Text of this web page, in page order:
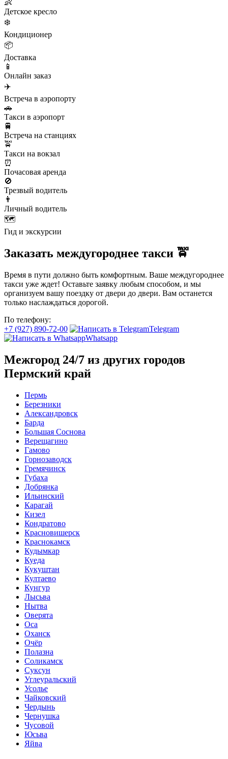
👶
Детское кресло
❄️
Кондиционер
📦
Доставка
📱
Онлайн заказ
✈️
Встреча в аэропорту
🚗
Такси в аэропорт
🚆
Встреча на станциях
🚖
Такси на вокзал
⏰
Почасовая аренда
🚫
Трезвый водитель
👨
Личный водитель
🗺️
Гид и экскурсии
Заказать междугороднее такси 🚖
Время в пути должно быть комфортным. Ваше междугороднее
такси уже ждет! Оставьте заявку любым способом, и мы
организуем вашу поездку от двери до двери. Вам останется
только наслаждаться дорогой.
По телефону:
+7 (927) 890-72-00
Telegram
Whatsapp
Межгород 24/7 из других городов
Пермский край
Пермь
Березники
Александровск
Барда
Большая Соснова
Верещагино
Гамово
Горнозаводск
Гремячинск
Губаха
Добрянка
Ильинский
Карагай
Кизел
Кондратово
Красновишерск
Краснокамск
Кудымкар
Куеда
Кукуштан
Култаево
Кунгур
Лысьва
Нытва
Оверята
Оса
Оханск
Очёр
Полазна
Соликамск
Суксун
Углеуральский
Усолье
Чайковский
Чердынь
Чернушка
Чусовой
Юсьва
Яйва